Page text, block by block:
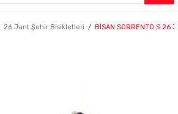
26 Jant Şehir Bisikletleri BİSAN SORRENTO S 26